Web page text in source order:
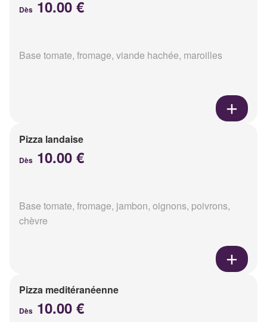
Dès 10.00 €
Base tomate, fromage, viande hachée, maroilles
Pizza landaise
Dès 10.00 €
Base tomate, fromage, jambon, oignons, poivrons,
chèvre
Pizza meditéranéenne
Dès 10.00 €